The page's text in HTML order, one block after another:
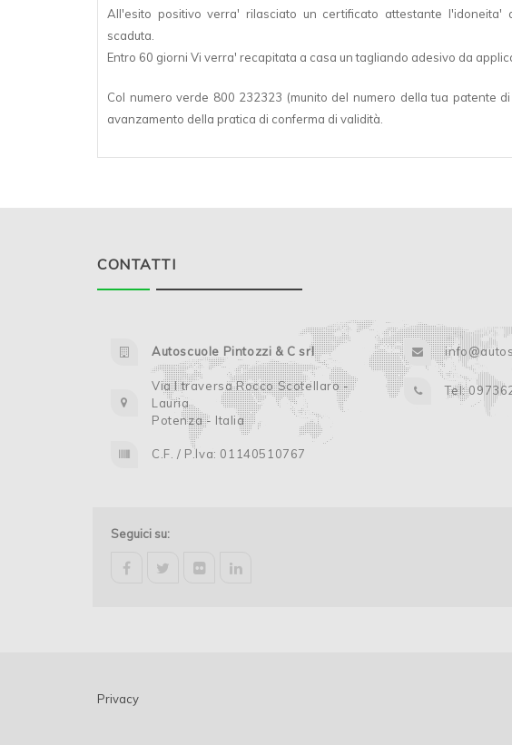
All'esito positivo verra' rilasciato un certificato attestante
scaduta.
Entro 60 giorni Vi verra' recapitata a casa un tagliando adesivo da
Col numero verde 800 232323 (munito del numero della tua patente
avanzamento della pratica di conferma di validità.
CONTATTI
Autoscuole Pintozzi & C srl
Via I traversa Rocco Scotellaro -
Lauria
Potenza - Italia
C.F. / P.Iva: 01140510767
Tel:
Seguici su:
Privacy